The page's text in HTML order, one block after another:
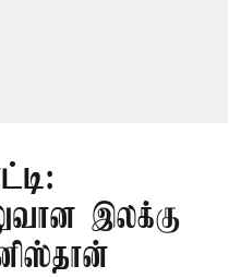
இலக்கு